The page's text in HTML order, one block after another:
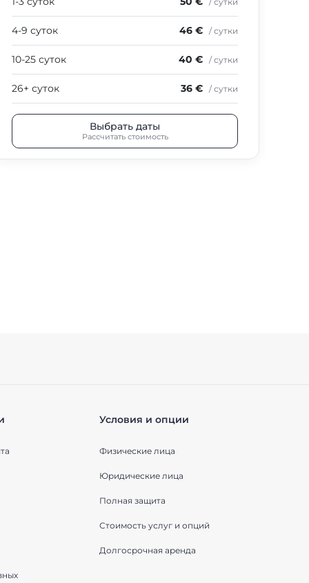
4-9 суток 46 € / сутки
10-25 суток 40 € / сутки
26+ суток 36 € / сутки
Выбрать даты
Рассчитать стоимость
Условия и опции
Физические лица
Юридические лица
Полная защита
Стоимость услуг и опций
Долгосрочная аренда